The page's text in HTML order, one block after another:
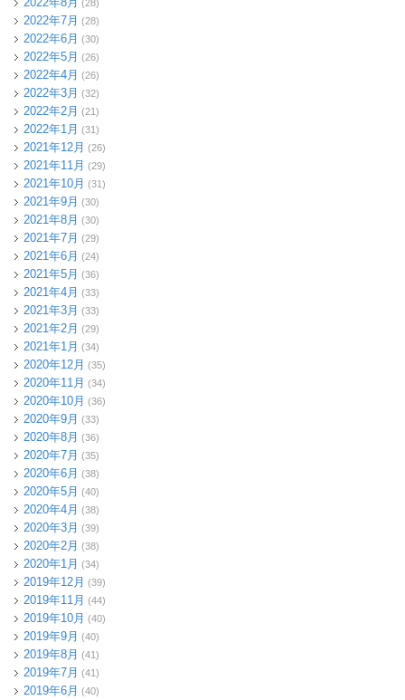
(28)
2022年7月 (28)
2022年6月 (30)
2022年5月 (26)
2022年4月 (26)
2022年3月 (32)
2022年2月 (21)
2022年1月 (31)
2021年12月 (26)
2021年11月 (29)
2021年10月 (31)
2021年9月 (30)
2021年8月 (30)
2021年7月 (29)
2021年6月 (24)
2021年5月 (36)
2021年4月 (33)
2021年3月 (33)
2021年2月 (29)
2021年1月 (34)
2020年12月 (35)
2020年11月 (34)
2020年10月 (36)
2020年9月 (33)
2020年8月 (36)
2020年7月 (35)
2020年6月 (38)
2020年5月 (40)
2020年4月 (38)
2020年3月 (39)
2020年2月 (38)
2020年1月 (34)
2019年12月 (39)
2019年11月 (44)
2019年10月 (40)
2019年9月 (40)
2019年8月 (41)
2019年7月 (41)
2019年6月 (40)